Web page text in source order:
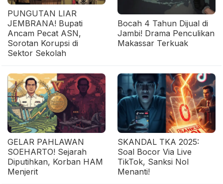
PUNGUTAN LIAR
JEMBRANA! Bupati
Ancam Pecat ASN,
Sorotan Korupsi di
Sektor Sekolah
Bocah 4 Tahun Dijual di
Jambi! Drama Penculikan
Makassar Terkuak
GELAR PAHLAWAN
SOEHARTO! Sejarah
Diputihkan, Korban HAM
Menjerit
SKANDAL TKA 2025:
Soal Bocor Via Live
TikTok, Sanksi Nol
Menanti!